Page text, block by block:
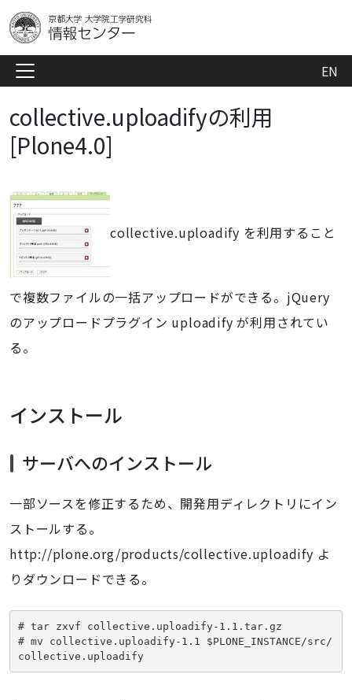
EN
collective.uploadifyの利用
[Plone4.0]
collective.uploadify を利用すること
で複数ファイルの一括アップロードができる。jQuery
のアップロードプラグイン uploadify が利用されてい
る。
インストール
サーバへのインストール
一部ソースを修正するため、開発用ディレクトリにイン
ストールする。
http://plone.org/products/collective.uploadify よ
りダウンロードできる。
# tar zxvf collective.uploadify-1.1.tar.gz
# mv collective.uploadify-1.1 $PLONE_INSTANCE/src/
collective.uploadify